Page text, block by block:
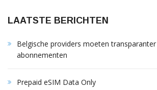
LAATSTE BERICHTEN
Belgische providers moeten
abonnementen
Prepaid eSIM Data Only